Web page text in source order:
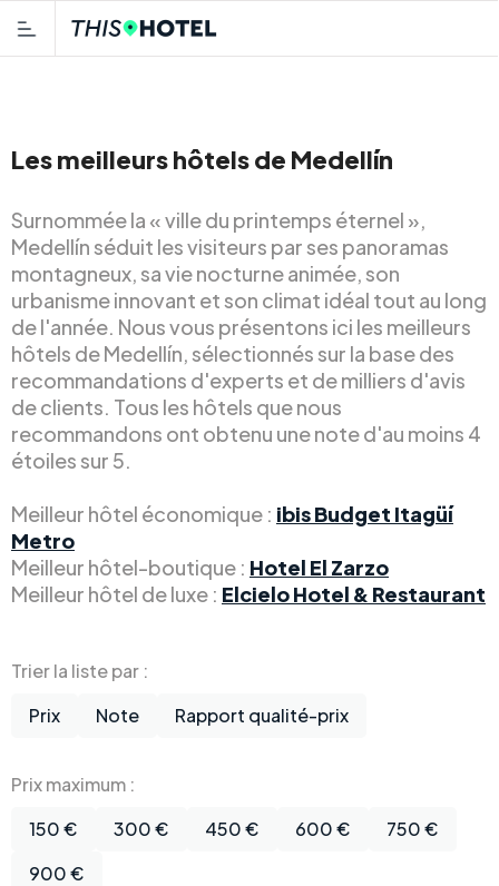
Les meilleurs hôtels de Medellín
Surnommée la « ville du printemps éternel »,
Medellín séduit les visiteurs par ses panoramas
montagneux, sa vie nocturne animée, son
urbanisme innovant et son climat idéal tout au long
de l'année. Nous vous présentons ici les meilleurs
hôtels de Medellín, sélectionnés sur la base des
recommandations d'experts et de milliers d'avis
de clients. Tous les hôtels que nous
recommandons ont obtenu une note d'au moins 4
étoiles sur 5.
Meilleur hôtel économique : ibis Budget Itagüí
Metro
Meilleur hôtel-boutique : Hotel El Zarzo
Meilleur hôtel de luxe : Elcielo Hotel & Restaurant
Trier la liste par :
Prix
Note Rapport qualité-prix
Prix maximum :
150 €
300 € 450 € 600 €
750 €
900 €